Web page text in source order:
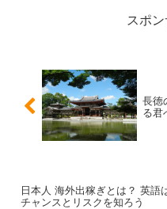
スポ
長徳
る君
日本人 海外出稼ぎとは？ 英語
チャンスとリスクを知ろう